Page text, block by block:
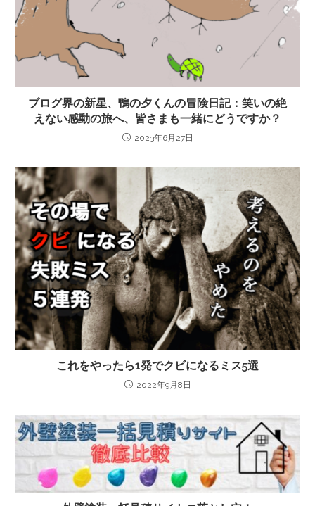
ブログ界の新星、鴨の夕くんの冒険日記：笑いの絶
えない感動の旅へ、皆さまも一緒にどうですか？
2023年6月27日
これをやったら1発でクビになるミス5選
2022年9月8日